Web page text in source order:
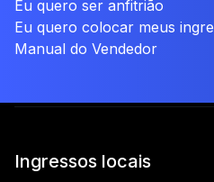
Eu quero ser anfitrião
Eu quero colocar meus
Manual do Vendedor
Ingressos locais